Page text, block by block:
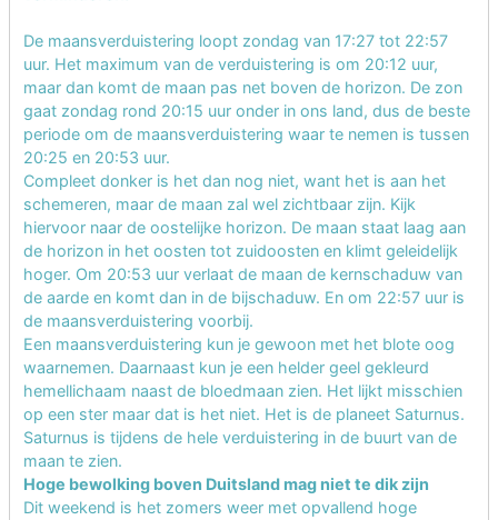
De maansverduistering loopt zondag van 17:27 tot 22:57
uur. Het maximum van de verduistering is om 20:12 uur,
maar dan komt de maan pas net boven de horizon. De zon
gaat zondag rond 20:15 uur onder in ons land, dus de beste
periode om de maansverduistering waar te nemen is tussen
20:25 en 20:53 uur.
Compleet donker is het dan nog niet, want het is aan het
schemeren, maar de maan zal wel zichtbaar zijn. Kijk
hiervoor naar de oostelijke horizon. De maan staat laag aan
de horizon in het oosten tot zuidoosten en klimt geleidelijk
hoger. Om 20:53 uur verlaat de maan de kernschaduw van
de aarde en komt dan in de bijschaduw. En om 22:57 uur is
de maansverduistering voorbij.
Een maansverduistering kun je gewoon met het blote oog
waarnemen. Daarnaast kun je een helder geel gekleurd
hemellichaam naast de bloedmaan zien. Het lijkt misschien
op een ster maar dat is het niet. Het is de planeet Saturnus.
Saturnus is tijdens de hele verduistering in de buurt van de
maan te zien.
Hoge bewolking boven Duitsland mag niet te dik zijn
Dit weekend is het zomers weer met opvallend hoge